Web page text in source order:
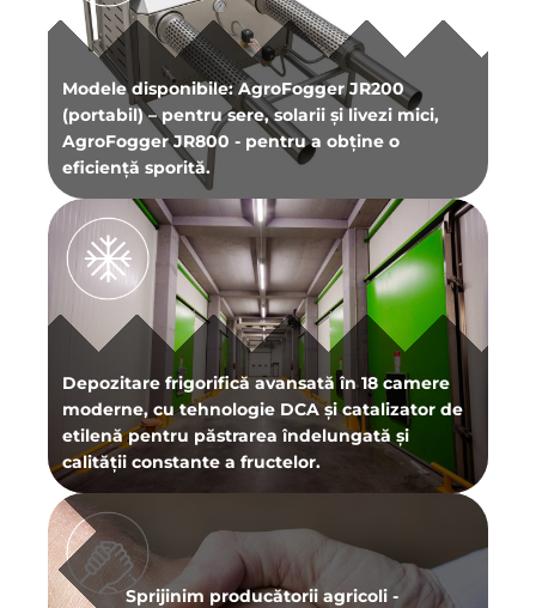
Modele disponibile: AgroFogger JR200
(portabil) – pentru sere, solarii și livezi mici,
AgroFogger JR800 - pentru a obține o
eficiență sporită.
Depozitare frigorifică avansată în 18 camere
moderne, cu tehnologie DCA și catalizator de
etilenă pentru păstrarea îndelungată și
calității constante a fructelor.
Sprijinim producătorii agricoli -